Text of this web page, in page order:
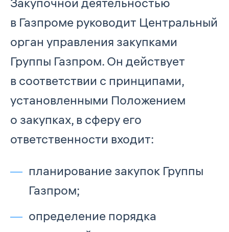
в Газпроме руководит Центральный
орган управления закупками
Группы Газпром. Он действует
в соответствии с принципами,
установленными Положением
о закупках, в сферу его
ответственности входит:
планирование закупок Группы
Газпром;
определение порядка